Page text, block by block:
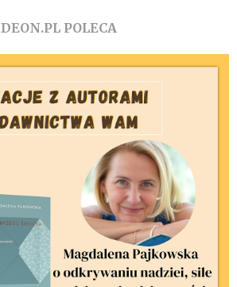
DEON.PL POLECA